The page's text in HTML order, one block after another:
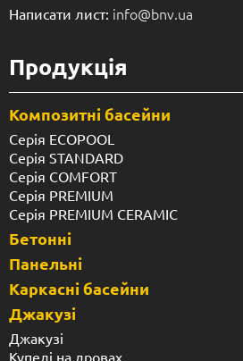
Написати лист: info@bnv.ua
Продукція
Композитні басейни
Серія ECOPOOL
Серія STANDARD
Серія COMFORT
Серія PREMIUM
Серія PREMIUM CERAMIC
Бетонні
Панельні
Каркасні басейни
Джакузі
Джакузі
Купелі на дровах